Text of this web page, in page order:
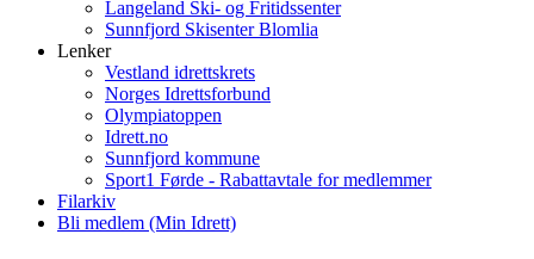
Langeland Ski- og Fritidssenter
Sunnfjord Skisenter Blomlia
Lenker
Vestland idrettskrets
Norges Idrettsforbund
Olympiatoppen
Idrett.no
Sunnfjord kommune
Sport1 Førde - Rabattavtale for medlemmer
Filarkiv
Bli medlem (Min Idrett)